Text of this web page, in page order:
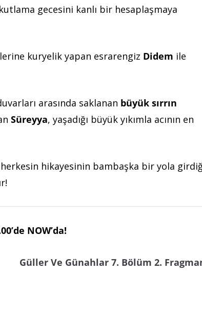
gecesini kanlı bir hesaplaşmaya
kuryelik yapan esrarengiz Didem ile
arasında saklanan büyük sırrın
Süreyya, yaşadığı büyük yıkımla acının en
hikayesinin bambaşka bir yola
NOW’da!
Güller Ve Günahlar 7. Bölüm 2.